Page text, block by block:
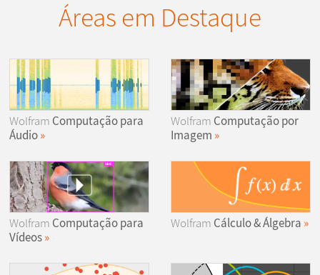
Áreas em Destaque
Wolfram Computação para
Áudio
Wolfram Computação por
Imagem
Wolfram Computação para
Vídeos
Wolfram Cálculo & Álgebra